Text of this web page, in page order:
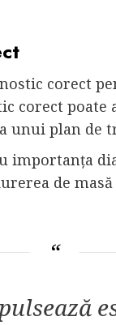
corect
corect
unui plan de
importanța
de masă